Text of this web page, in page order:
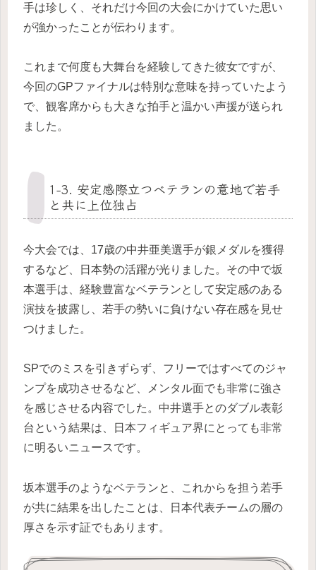
手は珍しく、それだけ今回の大会にかけていた思い
が強かったことが伝わります。
これまで何度も大舞台を経験してきた彼女ですが、
今回のGPファイナルは特別な意味を持っていたよう
で、観客席からも大きな拍手と温かい声援が送られ
ました。
1-3. 安定感際立つベテランの意地で若手
と共に上位独占
今大会では、17歳の中井亜美選手が銀メダルを獲得
するなど、日本勢の活躍が光りました。その中で坂
本選手は、経験豊富なベテランとして安定感のある
演技を披露し、若手の勢いに負けない存在感を見せ
つけました。
SPでのミスを引きずらず、フリーではすべてのジャ
ンプを成功させるなど、メンタル面でも非常に強さ
を感じさせる内容でした。中井選手とのダブル表彰
台という結果は、日本フィギュア界にとっても非常
に明るいニュースです。
坂本選手のようなベテランと、これからを担う若手
が共に結果を出したことは、日本代表チームの層の
厚さを示す証でもあります。